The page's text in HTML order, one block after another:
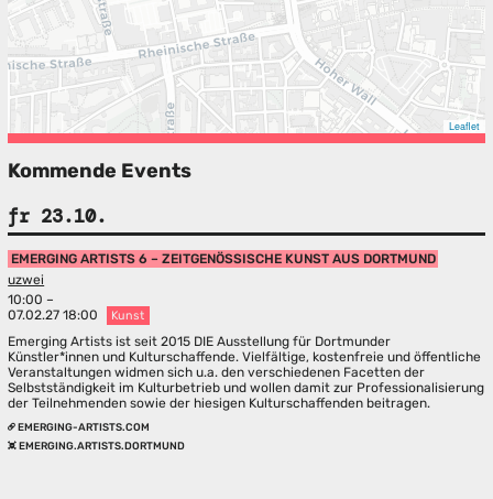
Leaflet
Kommende Events
fr 23.10.
EMERGING ARTISTS 6 – ZEITGENÖSSISCHE KUNST AUS DORTMUND
uzwei
10:00 –
07.02.27 18:00
Kunst
Emerging Artists ist seit 2015 DIE Ausstellung für Dortmunder
Künstler*innen und Kulturschaffende. Vielfältige, kostenfreie und öffentliche
Veranstaltungen widmen sich u.a. den verschiedenen Facetten der
Selbstständigkeit im Kulturbetrieb und wollen damit zur Professionalisierung
der Teilnehmenden sowie der hiesigen Kulturschaffenden beitragen.
EMERGING-ARTISTS.COM
EMERGING.ARTISTS.DORTMUND